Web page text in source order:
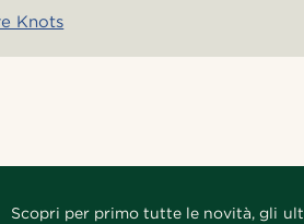
Knots
Scopri per primo tutte le novità, gli